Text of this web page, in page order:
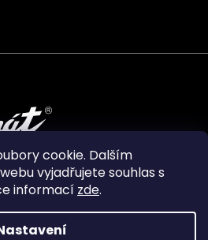
cookie. Dalším
vyjadřujete souhlas s
informací zde.